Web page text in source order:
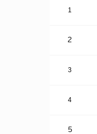
1
2
3
4
5